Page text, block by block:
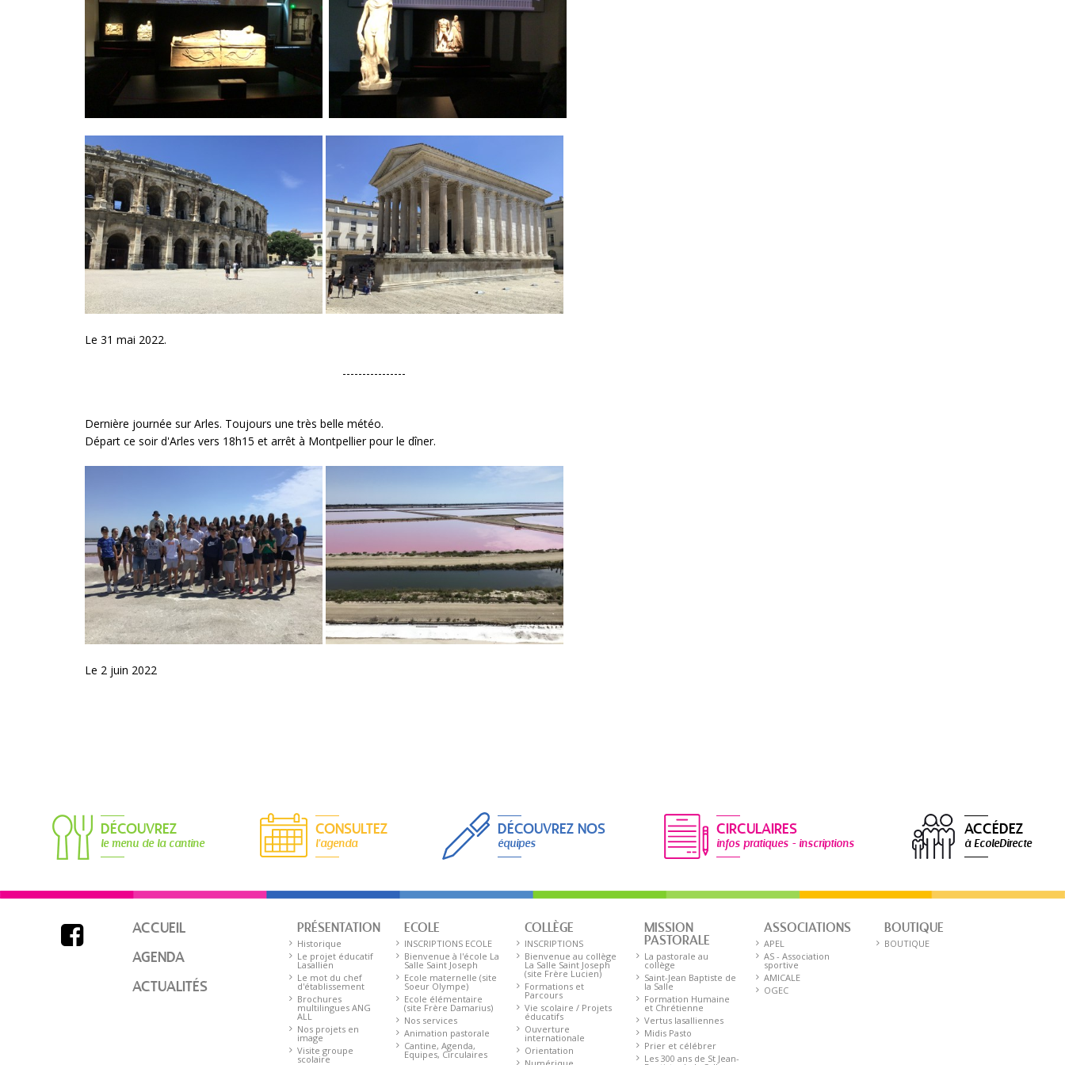
Le 31 mai 2022.
----------------
Dernière journée sur Arles. Toujours une très belle météo.
Départ ce soir d'Arles vers 18h15 et arrêt à Montpellier pour le dîner.
Le 2 juin 2022
DÉCOUVREZ
le menu de la cantine
CONSULTEZ
l'agenda
DÉCOUVREZ NOS
équipes
CIRCULAIRES
infos pratiques - inscriptions
ACCÉDEZ
à EcoleDirecte

ACCUEIL
AGENDA
ACTUALITÉS
PRÉSENTATION
Historique
Le projet éducatif
Lasallien
Le mot du chef
d'établissement
Brochures
multilingues ANG
ALL
Nos projets en
image
Visite groupe
scolaire
ECOLE
INSCRIPTIONS ECOLE
Bienvenue à l'école La
Salle Saint Joseph
Ecole maternelle (site
Soeur Olympe)
Ecole élémentaire
(site Frère Damarius)
Nos services
Animation pastorale
Cantine, Agenda,
Equipes, Circulaires
COLLÈGE
INSCRIPTIONS
Bienvenue au collège
La Salle Saint Joseph
(site Frère Lucien)
Formations et
Parcours
Vie scolaire / Projets
éducatifs
Ouverture
internationale
Orientation
MISSION
PASTORALE
La pastorale au
collège
Saint-Jean Baptiste de
la Salle
Formation Humaine
et Chrétienne
Vertus lasalliennes
Midis Pasto
Prier et célébrer
Les 300 ans de St Jean-
ASSOCIATIONS
APEL
AS - Association
sportive
AMICALE
OGEC
BOUTIQUE
BOUTIQUE